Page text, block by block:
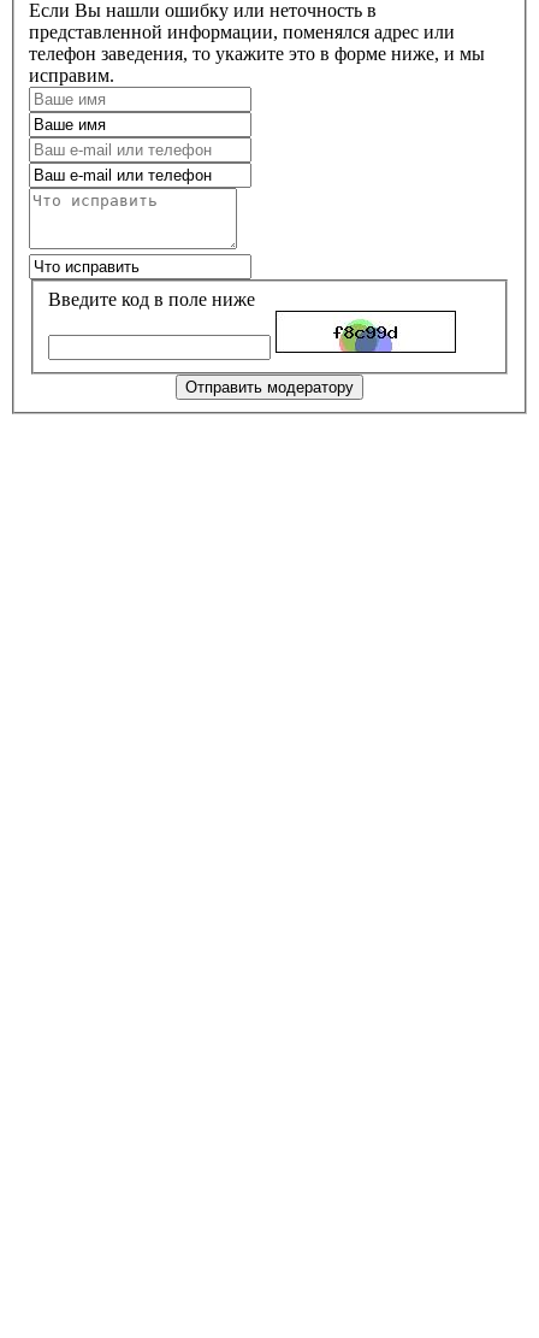
Если Вы нашли ошибку или неточность в
представленной информации, поменялся адрес или
телефон заведения, то укажите это в форме ниже, и мы
исправим.
Введите код в поле ниже
Отправить модератору